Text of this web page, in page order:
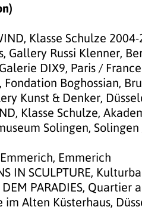
Klasse Schulze
Gallery Russi Klenner,
DIX9, Paris / France
Boghossian,
Kunst & Denker,
Klasse Schulze,
Solingen,
Emmerich
IN SCULPTURE,
DEM PARADIES,
im Alten Küsterhaus,